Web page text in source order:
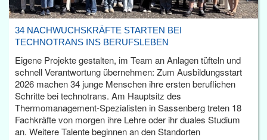
34 NACHWUCHSKRÄFTE STARTEN BEI
TECHNOTRANS INS BERUFSLEBEN
Eigene Projekte gestalten, im Team an Anlagen tüfteln und
schnell Verantwortung übernehmen: Zum Ausbildungsstart
2026 machen 34 junge Menschen ihre ersten beruflichen
Schritte bei technotrans. Am Hauptsitz des
Thermomanagement-Spezialisten in Sassenberg treten 18
Fachkräfte von morgen ihre Lehre oder ihr duales Studium
an. Weitere Talente beginnen an den Standorten